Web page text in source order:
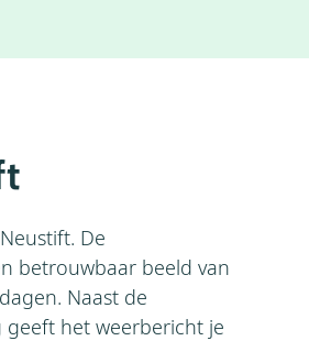
De
betrouwbaar beeld van
Naast de
het weerbericht je